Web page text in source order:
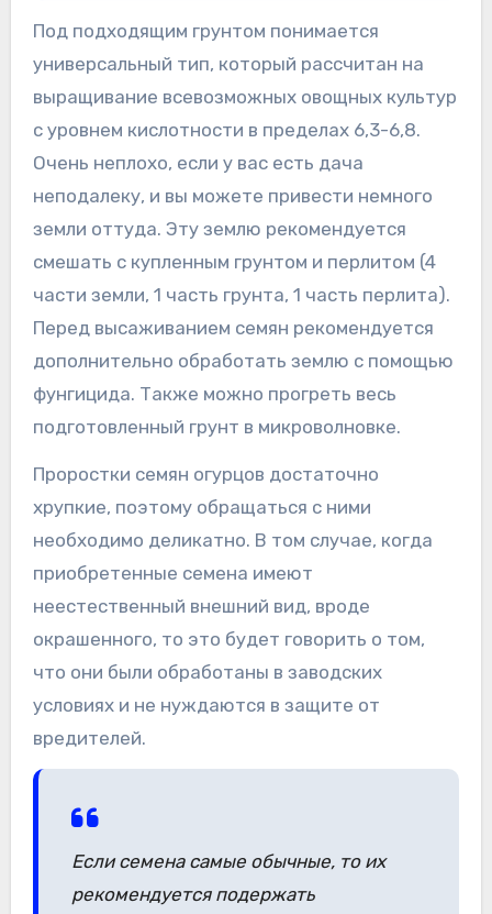
Под подходящим грунтом понимается
универсальный тип, который рассчитан на
выращивание всевозможных овощных культур
с уровнем кислотности в пределах 6,3-6,8.
Очень неплохо, если у вас есть дача
неподалеку, и вы можете привести немного
земли оттуда. Эту землю рекомендуется
смешать с купленным грунтом и перлитом (4
части земли, 1 часть грунта, 1 часть перлита).
Перед высаживанием семян рекомендуется
дополнительно обработать землю с помощью
фунгицида. Также можно прогреть весь
подготовленный грунт в микроволновке.
Проростки семян огурцов достаточно
хрупкие, поэтому обращаться с ними
необходимо деликатно. В том случае, когда
приобретенные семена имеют
неестественный внешний вид, вроде
окрашенного, то это будет говорить о том,
что они были обработаны в заводских
условиях и не нуждаются в защите от
вредителей.
Если семена самые обычные, то их
рекомендуется подержать